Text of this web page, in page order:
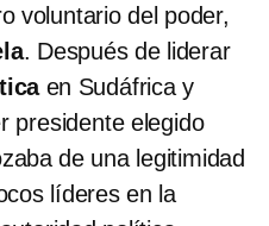
voluntario del poder,
. Después de liderar
en Sudáfrica y
presidente elegido
de una legitimidad
líderes en la